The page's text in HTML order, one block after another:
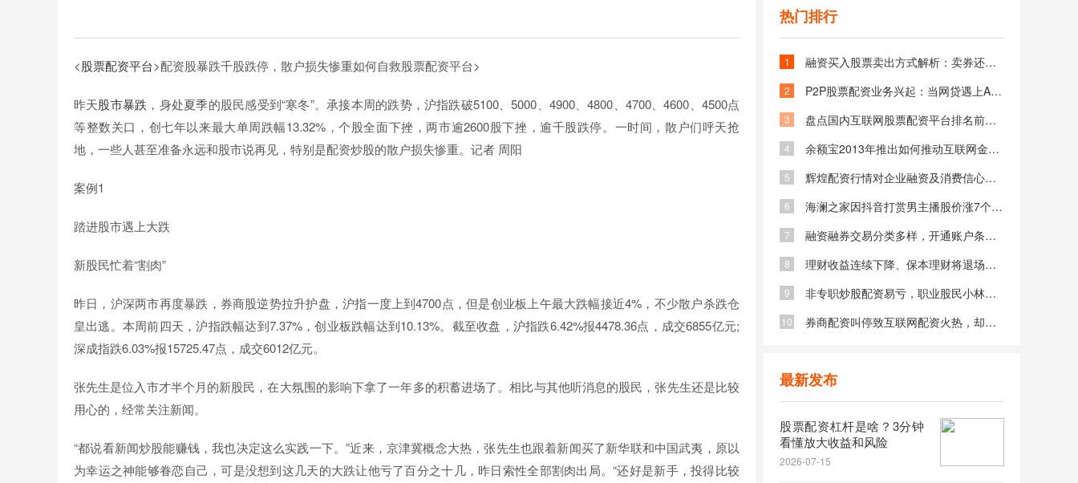
<股票配资平台>配资股暴跌千股跌停，散户损失惨重如何自救股票配资平台>
昨天股市暴跌 ，身处夏季的股民感受到“寒冬”。承接本周的跌势，沪指跌破5100、5000、4900、4800、4700、4600、4500点
等整数关口，创七年以来最大单周跌幅13.32%，个股全面下挫，两市逾2600股下挫，逾千股跌停。一时间，散户们呼天抢
地，一些人甚至准备永远和股市说再见，特别是配资炒股的散户损失惨重。记者 周阳
案例1
踏进股市遇上大跌
新股民忙着“割肉”
昨日，沪深两市再度暴跌，券商股逆势拉升护盘，沪指一度上到4700点，但是创业板上午最大跌幅接近4%，不少散户杀跌仓
皇出逃。本周前四天，沪指跌幅达到7.37%，创业板跌幅达到10.13%。截至收盘，沪指跌6.42%报4478.36点，成交6855亿元;
深成指跌6.03%报15725.47点，成交6012亿元。
张先生是位入市才半个月的新股民，在大氛围的影响下拿了一年多的积蓄进场了。相比与其他听消息的股民，张先生还是比较
用心的，经常关注新闻。
“都说看新闻炒股能赚钱，我也决定这么实践一下。”近来，京津冀概念大热，张先生也跟着新闻买了新华联和中国武夷，原以
为幸运之神能够眷恋自己，可是没想到这几天的大跌让他亏了百分之十几，昨日索性全部割肉出局。“还好是新手，投得比较
热门排行
1 融资买入股票卖出方式解析：卖券还款与担保物卖出的区别与选择
2 P2P股票配资业务兴起：当网贷遇上A股牛市，杠杆投资新选择
3 盘点国内互联网股票配资平台排名前五品牌：杨方配资等你了解
4 余额宝2013年推出如何推动互联网金融发展并拓宽投资渠道
5 辉煌配资行情对企业融资及消费信心的直接影响与间接影响分析
6 海澜之家因抖音打赏男主播股价涨7个点 市值增22.8亿背后原因
7 融资融券交易分类多样，开通账户条件与步骤解读
8 理财收益连续下降、保本理财将退场，手头资金何去何从
9 非专职炒股配资易亏，职业股民小林谈配资现状
10 券商配资叫停致互联网配资火热，却是高危赌博
最新发布
股票配资杠杆是啥？3分钟
看懂放大收益和风险
2026-07-15